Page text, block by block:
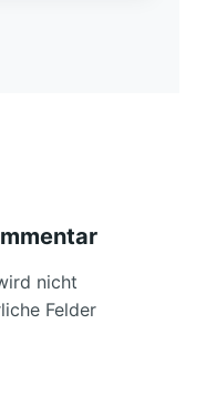
nicht
Felder